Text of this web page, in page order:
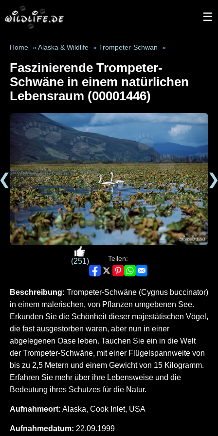
☰
Home » Alaska & Wildlife » Trompeter-Schwan »
Faszinierende Trompeter-
Schwäne in einem natürlichen
Lebensraum (00001446)
(251) Teilen:
Beschreibung: Trompeter-Schwäne (Cygnus buccinator)
in einem malerischen, von Pflanzen umgebenen See.
Erkunden Sie die Schönheit dieser majestätischen Vögel,
die fast ausgestorben waren, aber nun in einer
abgelegenen Oase leben. Tauchen Sie ein in die Welt
der Trompeter-Schwäne, mit einer Flügelspannweite von
bis zu 2,5 Metern und einem Gewicht von 15 Kilogramm.
Erfahren Sie mehr über ihre Lebensweise und die
Bedeutung ihres Schutzes für die Natur.
Aufnahmeort: Alaska, Cook Inlet, USA
Aufnahmedatum: 22.09.1999